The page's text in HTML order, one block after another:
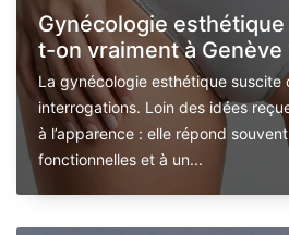
Gynécologie
t-on vraiment à Genève
La gynécologie esthétique suscite
interrogations. Loin des idées
à l’apparence : elle répond
fonctionnelles et à un...